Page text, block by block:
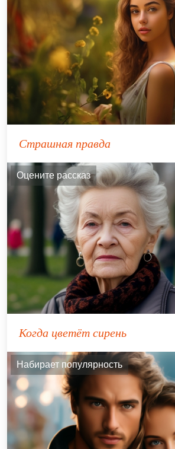
Страшная правда
Оцените рассказ
Когда цветёт сирень
Набирает популярность